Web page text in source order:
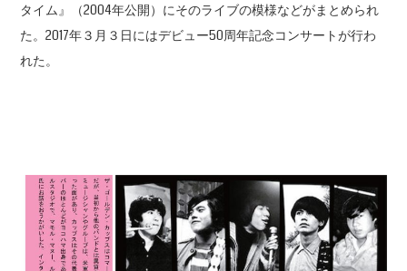
タイム』（2004年公開）にそのライブの模様などがまとめられ
た。2017年３月３日にはデビュー50周年記念コンサートが行わ
れた。